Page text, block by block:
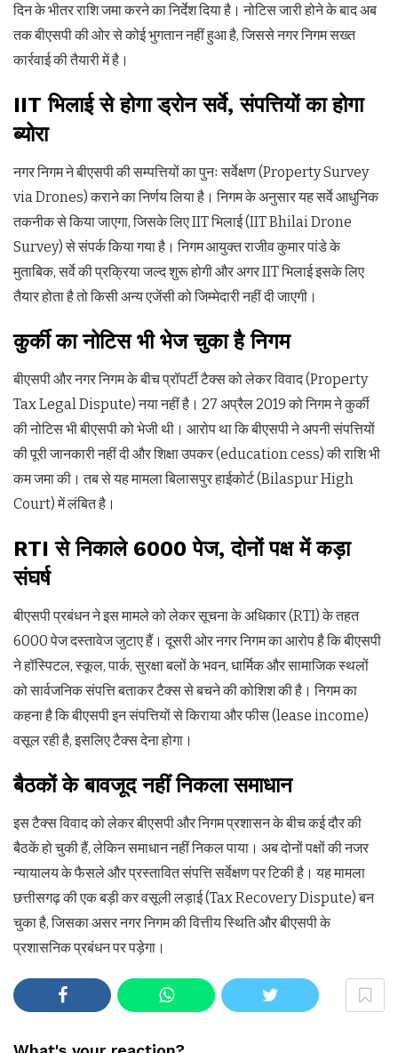
दिन के भीतर राशि जमा करने का निर्देश दिया है। नोटिस जारी होने के बाद अब
तक बीएसपी की ओर से कोई भुगतान नहीं हुआ है, जिससे नगर निगम सख्त
कार्रवाई की तैयारी में है।
IITभिलाई से होगा ड्रोन सर्वे,संपत्तियों का होगा
ब्योरा
नगर निगम ने बीएसपी की सम्पत्तियों का पुनः सर्वेक्षण (Property Survey
via Drones) कराने का निर्णय लिया है। निगम के अनुसार यह सर्वे आधुनिक
तकनीक से किया जाएगा, जिसके लिए IIT भिलाई (IIT Bhilai Drone
Survey) से संपर्क किया गया है। निगम आयुक्त राजीव कुमार पांडे के
मुताबिक, सर्वे की प्रक्रिया जल्द शुरू होगी और अगर IIT भिलाई इसके लिए
तैयार होता है तो किसी अन्य एजेंसी को जिम्मेदारी नहीं दी जाएगी।
कुर्की का नोटिस भी भेज चुका है निगम
बीएसपी और नगर निगम के बीच प्रॉपर्टी टैक्स को लेकर विवाद (Property
Tax Legal Dispute) नया नहीं है। 27 अप्रैल 2019 को निगम ने कुर्की
की नोटिस भी बीएसपी को भेजी थी। आरोप था कि बीएसपी ने अपनी संपत्तियों
की पूरी जानकारी नहीं दी और शिक्षा उपकर (education cess) की राशि भी
कम जमा की। तब से यह मामला बिलासपुर हाईकोर्ट (Bilaspur High
Court) में लंबित है।
RTIसे निकाले 6000पेज,दोनों पक्ष में कड़ा
संघर्ष
बीएसपी प्रबंधन ने इस मामले को लेकर सूचना के अधिकार (RTI) के तहत
6000 पेज दस्तावेज जुटाए हैं। दूसरी ओर नगर निगम का आरोप है कि बीएसपी
ने हॉस्पिटल, स्कूल, पार्क, सुरक्षा बलों के भवन, धार्मिक और सामाजिक स्थलों
को सार्वजनिक संपत्ति बताकर टैक्स से बचने की कोशिश की है। निगम का
कहना है कि बीएसपी इन संपत्तियों से किराया और फीस (lease income)
वसूल रही है, इसलिए टैक्स देना होगा।
बैठकों के बावजूद नहीं निकला समाधान
इस टैक्स विवाद को लेकर बीएसपी और निगम प्रशासन के बीच कई दौर की
बैठकें हो चुकी हैं, लेकिन समाधान नहीं निकल पाया। अब दोनों पक्षों की नजर
न्यायालय के फैसले और प्रस्तावित संपत्ति सर्वेक्षण पर टिकी है। यह मामला
छत्तीसगढ़ की एक बड़ी कर वसूली लड़ाई (Tax Recovery Dispute) बन
चुका है, जिसका असर नगर निगम की वित्तीय स्थिति और बीएसपी के
प्रशासनिक प्रबंधन पर पड़ेगा।